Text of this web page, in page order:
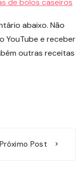
de bolos caseiros
abaixo. Não
YouTube e receber
outras receitas
Próximo Post